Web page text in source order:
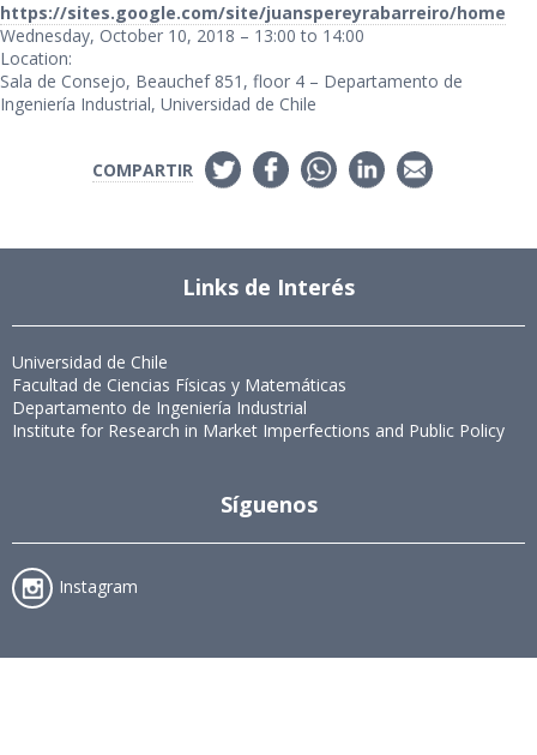
https://sites.google.com/site/juanspereyrabarreiro/home
Wednesday, October 10, 2018 – 13:00 to 14:00
Location:
Sala de Consejo, Beauchef 851, floor 4 – Departamento de
Ingeniería Industrial, Universidad de Chile
COMPARTIR
Links de Interés
Universidad de Chile
Facultad de Ciencias Físicas y Matemáticas
Departamento de Ingeniería Industrial
Institute for Research in Market Imperfections and Public Policy
Síguenos
Instagram